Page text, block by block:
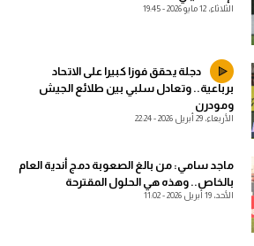
الثلاثاء، 12 مايو 2026 - 19:45
دجلة يحقق فوزا كبيرا على الاتحاد
برباعية.. وتعادل سلبي بين طلائع الجيش
ومودرن
الأربعاء، 29 أبريل 2026 - 22:24
ماجد سامي: من بالغ الصعوبة دمج أندية العام
بالخاص.. وهذه هي الحلول المقترحة
الأحد، 19 أبريل 2026 - 11:02